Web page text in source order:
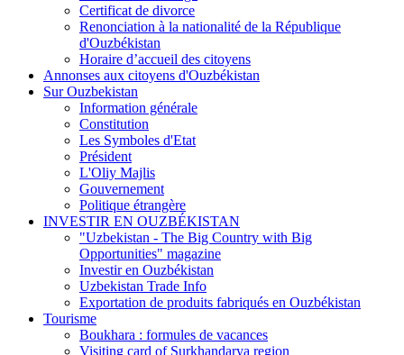
Certificat de divorce
Renonciation à la nationalité de la République
d'Ouzbékistan
Horaire d’accueil des citoyens
Annonses aux citoyens d'Ouzbékistan
Sur Ouzbekistan
Information générale
Constitution
Les Symboles d'Etat
Président
L'Oliy Majlis
Gouvernement
Politique étrangère
INVESTIR EN OUZBÉKISTAN
"Uzbekistan - The Big Country with Big
Opportunities" magazine
Investir en Ouzbékistan
Uzbekistan Trade Info
Exportation de produits fabriqués en Ouzbékistan
Tourisme
Boukhara : formules de vacances
Visiting card of Surkhandarya region